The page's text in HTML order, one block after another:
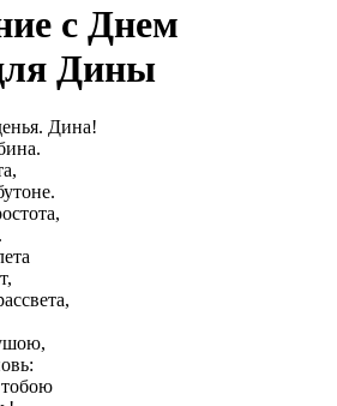
с Днем
Дины
Дина!
тобою